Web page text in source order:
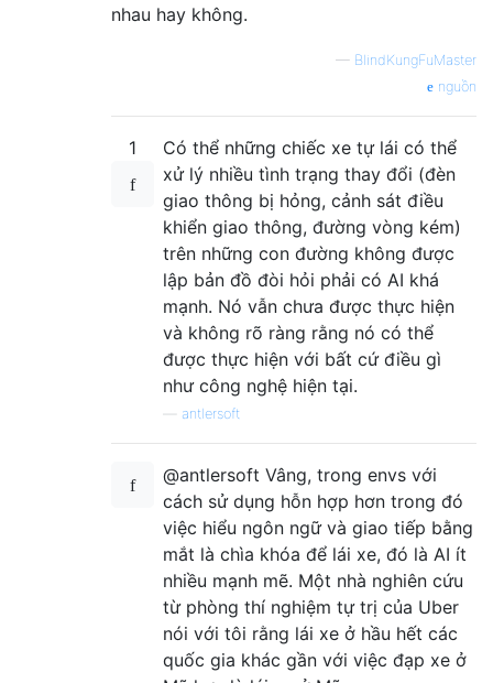
nhau hay không.
— BlindKungFuMaster
nguồn
1
Có thể những chiếc xe tự lái có thể
xử lý nhiều tình trạng thay đổi (đèn
giao thông bị hỏng, cảnh sát điều
khiển giao thông, đường vòng kém)
trên những con đường không được
lập bản đồ đòi hỏi phải có AI khá
mạnh. Nó vẫn chưa được thực hiện
và không rõ ràng rằng nó có thể
được thực hiện với bất cứ điều gì
như công nghệ hiện tại.
antlersoft
@antlersoft Vâng, trong envs với
cách sử dụng hỗn hợp hơn trong đó
việc hiểu ngôn ngữ và giao tiếp bằng
mắt là chìa khóa để lái xe, đó là AI ít
nhiều mạnh mẽ. Một nhà nghiên cứu
từ phòng thí nghiệm tự trị của Uber
nói với tôi rằng lái xe ở hầu hết các
quốc gia khác gần với việc đạp xe ở